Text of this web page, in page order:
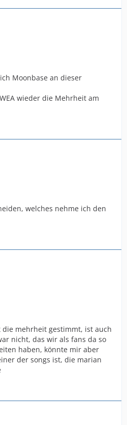
Moonbase an dieser
wieder die Mehrheit am
welches nehme ich den
mehrheit gestimmt, ist auch
nicht, das wir als fans da so
haben, könnte mir aber
der songs ist, die marian